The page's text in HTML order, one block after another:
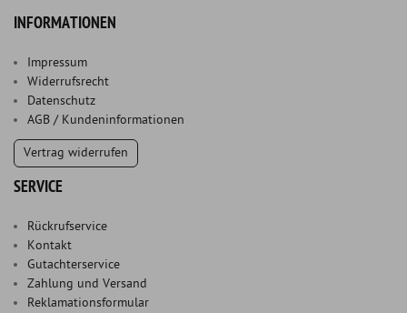
INFORMATIONEN
Impressum
Widerrufsrecht
Datenschutz
AGB / Kundeninformationen
Vertrag widerrufen
SERVICE
Rückrufservice
Kontakt
Gutachterservice
Zahlung und Versand
Reklamationsformular